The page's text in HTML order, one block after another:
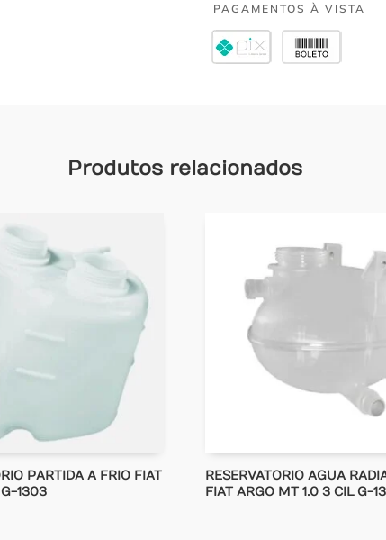
PAGAMENTOS À VISTA
Produtos relacionados
PARTIDA A FRIO FIAT
1303
RESERVATORIO AGUA
FIAT ARGO MT 1.0 3 CIL G-